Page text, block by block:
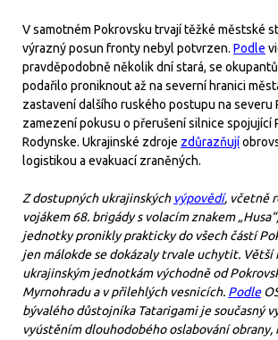
V samotném Pokrovsku trvají těžké městské
výrazný posun fronty nebyl potvrzen. Podle
pravděpodobně několik dní stará, se
podařilo proniknout až na severní hranici
zastavení dalšího ruského postupu na severu
zamezení pokusu o přerušení silnice spojující
Rodynske. Ukrajinské zdroje zdůrazňují
logistikou a evakuací zraněných.
Z dostupných ukrajinských výpovědí, včetně
vojákem 68. brigády s volacím znakem
jednotky pronikly prakticky do všech částí
jen málokde se dokázaly trvale uchytit. Větší
ukrajinským jednotkám východně od
Myrnohradu a v přilehlých vesnicích. Podle
bývalého důstojníka Tatarigami je současný
vyústěním dlouhodobého oslabování